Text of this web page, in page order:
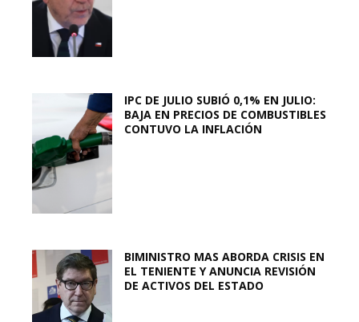
IPC DE JULIO SUBIÓ 0,1% EN JULIO:
BAJA EN PRECIOS DE COMBUSTIBLES
CONTUVO LA INFLACIÓN
BIMINISTRO MAS ABORDA CRISIS EN
EL TENIENTE Y ANUNCIA REVISIÓN
DE ACTIVOS DEL ESTADO